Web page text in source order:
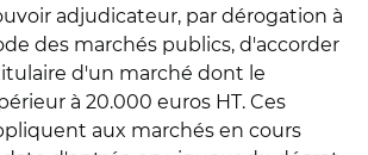
adjudicateur, par dérogation à
des marchés publics, d'accorder
d'un marché dont le
à 20.000 euros HT. Ces
aux marchés en cours